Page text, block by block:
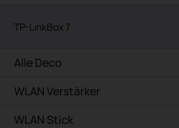
TP-LinkBox 7
Alle Deco
WLAN Verstärker
WLAN Stick